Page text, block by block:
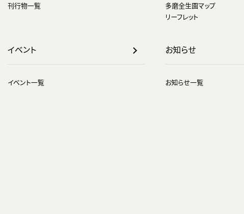
刊行物一覧
多磨全生園マップ
リーフレット
イベント
イベント一覧
お知らせ
お知らせ一覧